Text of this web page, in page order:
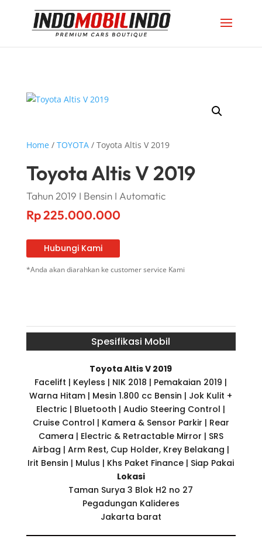
Home/ TOYOTA/ Toyota Altis V 2019
Toyota Altis V 2019
Tahun 2019 I Bensin I Automatic
Rp225.000.000
Hubungi Kami
*Anda akan diarahkan ke customer service Kami
Spesifikasi Mobil
Toyota Altis V 2019
Facelift | Keyless | NIK 2018 | Pemakaian 2019 |
Warna Hitam | Mesin 1.800 cc Bensin | Jok Kulit +
Electric | Bluetooth | Audio Steering Control |
Cruise Control | Kamera & Sensor Parkir | Rear
Camera | Electric & Retractable Mirror | SRS
Airbag | Arm Rest, Cup Holder, Krey Belakang |
Irit Bensin | Mulus | Khs Paket Finance | Siap Pakai
Lokasi
Taman Surya 3 Blok H2 no 27
Pegadungan Kalideres
Jakarta barat